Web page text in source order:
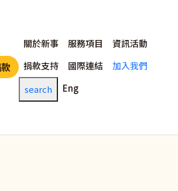
主選單
關於新事 服務項目
資訊活動
捐款支持
國際連結
加入我們
search
Eng